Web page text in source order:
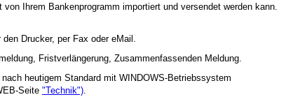
Ihrem Bankenprogramm importiert und versendet werden kann.
Drucker, per Fax oder eMail.
Fristverlängerung, Zusammenfassenden Meldung.
heutigem Standard mit WINDOWS-Betriebssystem
Seite "Technik").